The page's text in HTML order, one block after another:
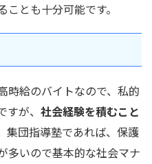
とも十分可能です。
時給のバイトなので、私的
が、 社会経験を積むこと
集団指導塾であれば、保護
多いので基本的な社会マナ